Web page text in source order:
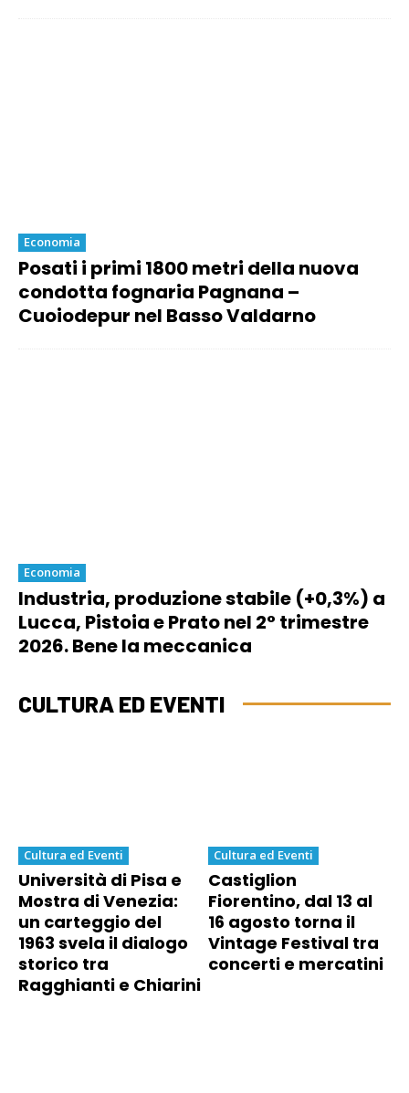
Economia
Posati i primi 1800 metri della nuova
condotta fognaria Pagnana –
Cuoiodepur nel Basso Valdarno
Economia
Industria, produzione stabile (+0,3%) a
Lucca, Pistoia e Prato nel 2° trimestre
2026. Bene la meccanica
CULTURA ED EVENTI
Cultura ed Eventi
Università di Pisa e
Mostra di Venezia:
un carteggio del
1963 svela il dialogo
storico tra
Ragghianti e Chiarini
Cultura ed Eventi
Castiglion
Fiorentino, dal 13 al
16 agosto torna il
Vintage Festival tra
concerti e mercatini